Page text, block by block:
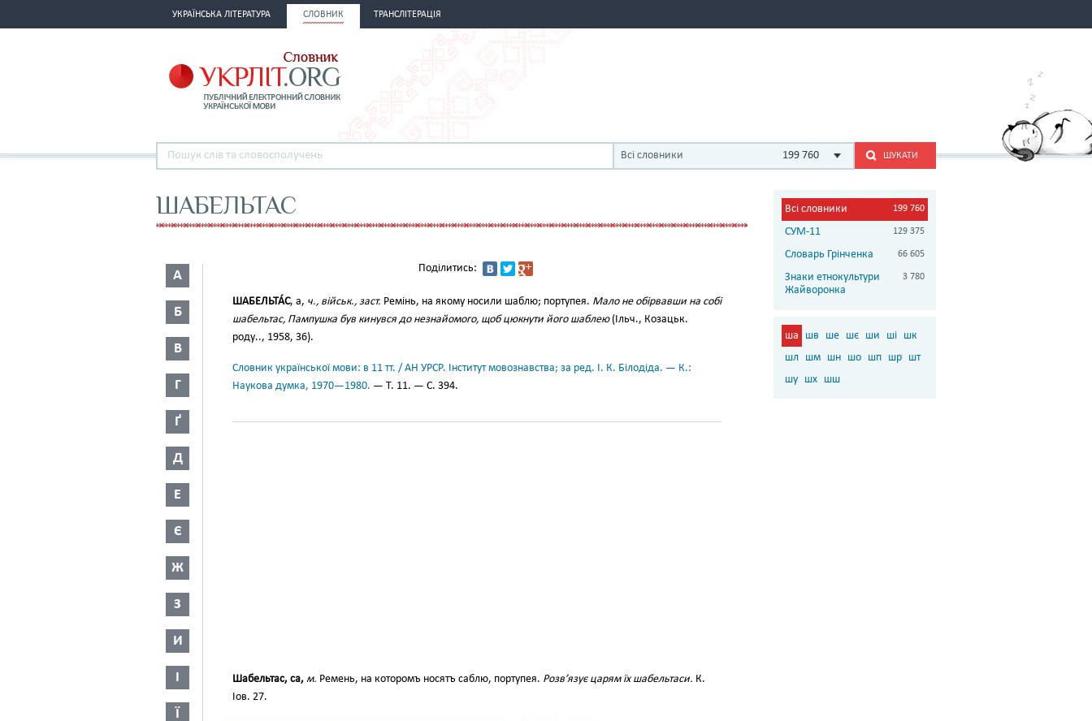
УКРАЇНСЬКА ЛІТЕРАТУРА СЛОВНИК ТРАНСЛІТЕРАЦІЯ
Всі словники 199 760 ШУКАТИ
ШАБЕЛЬТАС
А
Б
В
Г
Ґ
Д
Е
Є
Ж
З
И
І
Ї
Поділитись:
ШАБЕЛЬТА́С, а, ч., військ., заст. Ремінь, на якому носили шаблю; портупея. Мало не обірвавши на собі
шабельтас, Пампушка був кинувся до незнайомого, щоб цюкнути його шаблею(Ільч., Козацьк.
роду.., 1958, 36).
Словник української мови: в 11 тт. / АН УРСР. Інститут мовознавства; за ред. І. К. Білодіда. — К.:
Наукова думка, 1970—1980. — Т. 11. — С. 394.
Шабельтас, са, м. Ремень, на которомъ носятъ саблю, портупея. Розв’язує царям їх шабельтаси. К.
Іов. 27.
Всі словники 199 760
СУМ-11 129 375
Словарь Грінченка 66 605
Знаки етнокультури
Жайворонка
3 780
ша шв ше шє ши ші шк
шл
шм шн шо шп шр шт
шу шх шш